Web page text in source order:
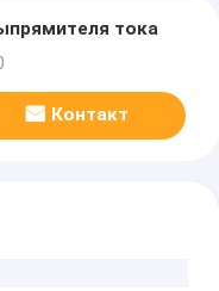
тока
Контакт